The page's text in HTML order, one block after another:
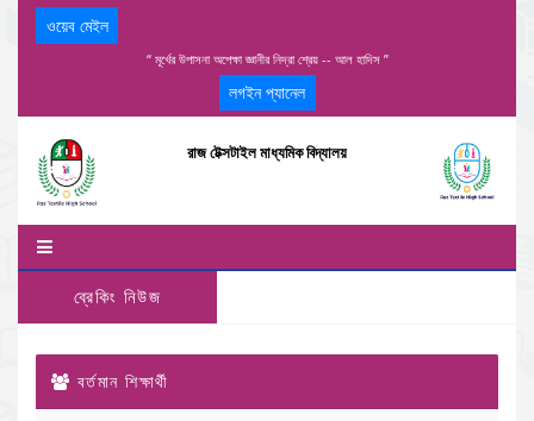
ওয়েব মেইল
“ মূর্খের উপাসনা অপেক্ষা জ্ঞানীর নিদ্রা শ্রেয় -- আল হাদিস ”
লগইন প্যানেল
রাজ টেক্সটাইল মাধ্যমিক বিদ্যালয়
ব্রেকিং নিউজ
বর্তমান শিক্ষার্থী